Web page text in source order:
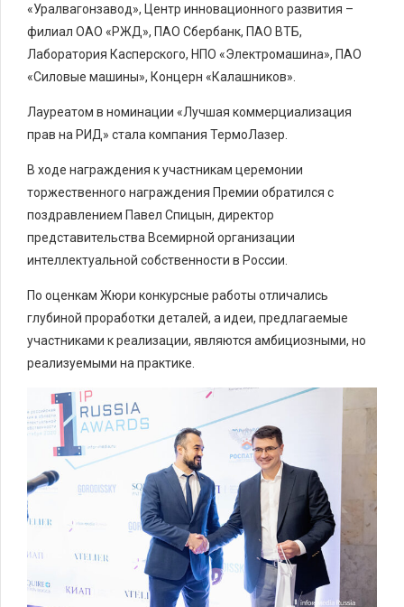
«Уралвагонзавод», Центр инновационного развития –
филиал ОАО «РЖД», ПАО Сбербанк, ПАО ВТБ,
Лаборатория Касперского, НПО «Электромашина», ПАО
«Силовые машины», Концерн «Калашников».
Лауреатом в номинации «Лучшая коммерциализация
прав на РИД» стала компания ТермоЛазер.
В ходе награждения к участникам церемонии
торжественного награждения Премии обратился с
поздравлением Павел Спицын, директор
представительства Всемирной организации
интеллектуальной собственности в России.
По оценкам Жюри конкурсные работы отличались
глубиной проработки деталей, а идеи, предлагаемые
участниками к реализации, являются амбициозными, но
реализуемыми на практике.